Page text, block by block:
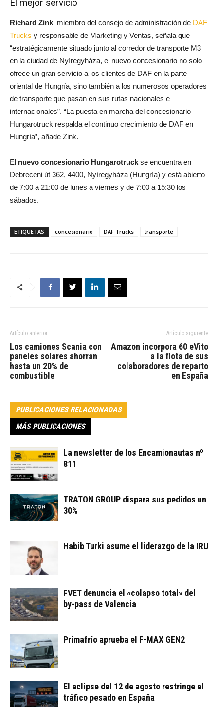
El mejor servicio
Richard Zink, miembro del consejo de administración de DAF
Trucks y responsable de Marketing y Ventas, señala que
“estratégicamente situado junto al corredor de transporte M3
en la ciudad de Nyíregyháza, el nuevo concesionario no solo
ofrece un gran servicio a los clientes de DAF en la parte
oriental de Hungría, sino también a los numerosos operadores
de transporte que pasan en sus rutas nacionales e
internacionales”. “La puesta en marcha del concesionario
Hungarotruck respalda el continuo crecimiento de DAF en
Hungría”, añade Zink.
El nuevo concesionario Hungarotruck se encuentra en
Debreceni út 362, 4400, Nyíregyháza (Hungría) y está abierto
de 7:00 a 21:00 de lunes a viernes y de 7:00 a 15:30 los
sábados.
ETIQUETAS concesionario DAF Trucks transporte
Artículo anterior
Los camiones Scania con
paneles solares ahorran
hasta un 20% de
combustible
Artículo siguiente
Amazon incorpora 60 eVito
a la flota de sus
colaboradores de reparto
en España
PUBLICACIONES RELACIONADAS
MÁS PUBLICACIONES
La newsletter de los Encamionautas nº
811
TRATON GROUP dispara sus pedidos un
30%
Habib Turki asume el liderazgo de la IRU
FVET denuncia el «colapso total» del
by-pass de Valencia
Primafrío aprueba el F-MAX GEN2
El eclipse del 12 de agosto restringe el
tráfico pesado en España